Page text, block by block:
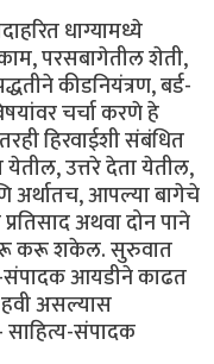
धाग्यामध्ये
परसबागेतील शेती,
कीडनियंत्रण, बर्ड-
चर्चा करणे हे
हिरवाईशी संबंधित
येतील, उत्तरे देता येतील,
अर्थातच, आपल्या बागेचे
अथवा दोन पाने
करू शकेल. सुरुवात
संपादक आयडीने काढत
असल्यास
साहित्य-संपादक